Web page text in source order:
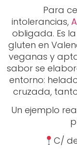
Para
intolerancias,
obligada. Es
gluten en
veganas y
sabor se
entorno:
cruzada,
Un ejemplo
C/